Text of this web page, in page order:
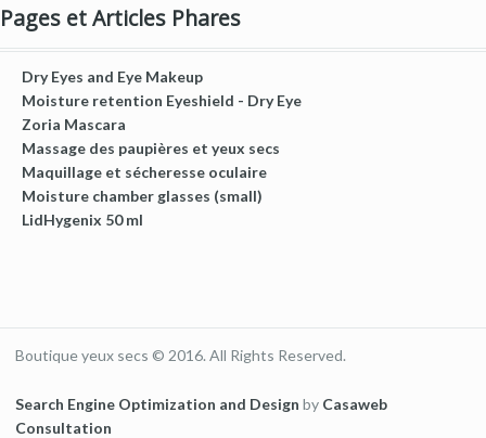
Pages et Articles Phares
Dry Eyes and Eye Makeup
Moisture retention Eyeshield - Dry Eye
Zoria Mascara
Massage des paupières et yeux secs
Maquillage et sécheresse oculaire
Moisture chamber glasses (small)
LidHygenix 50 ml
Boutique yeux secs © 2016. All Rights Reserved.
Search Engine Optimization and Design by Casaweb
Consultation